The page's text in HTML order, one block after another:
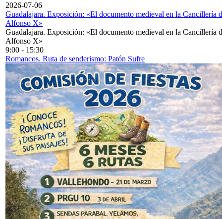
2026-07-06
Guadalajara. Exposición: «El documento medieval en la Cancillería
Alfonso X»
Guadalajara. Exposición: «El documento medieval en la Cancillería
Alfonso X»
9:00 - 15:30
Romancos. Ruta de senderismo: Patón Sufre